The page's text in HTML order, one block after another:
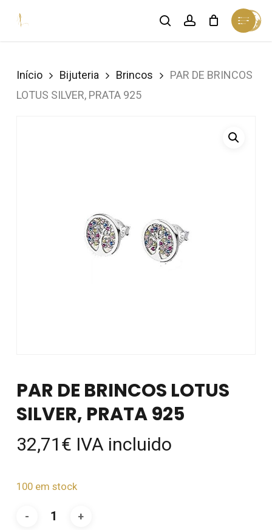
searchaccount
Menu
Close
Cart
Início Bijuteria Brincos
PAR DE BRINCOS
LOTUS SILVER, PRATA 925
PAR DE BRINCOS LOTUS
SILVER, PRATA 925
32,71 € IVA incluido
100 em stock